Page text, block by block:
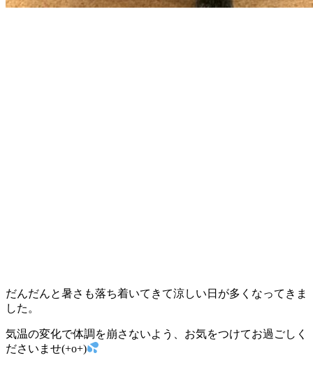
だんだんと暑さも落ち着いてきて涼しい日が多くなってきま
した。
気温の変化で体調を崩さないよう、お気をつけてお過ごしく
ださいませ(+o+)